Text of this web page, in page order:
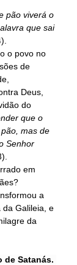
pão viverá o
que sai
o povo no
de
Deus,
do
que o
mas de
Senhor
em
a
Galileia, e
da
de Satanás.